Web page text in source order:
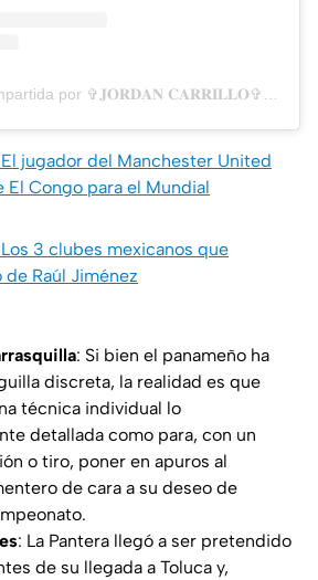
Una publicación compartida por ✞𝐉𝐎𝐑𝐃𝐀𝐍 𝐂𝐀𝐑𝐑𝐈𝐋𝐋𝐎✞⚽️ (@jordancarrillo10)
jugador del Manchester United
El Congo para el Mundial
3 clubes mexicanos que
Raúl Jiménez
: Si bien el panameño ha
discreta, la realidad es que
técnica individual lo
detallada como para, con un
o tiro, poner en apuros al
de cara a su deseo de
: La Pantera llegó a ser pretendido
de su llegada a Toluca y,